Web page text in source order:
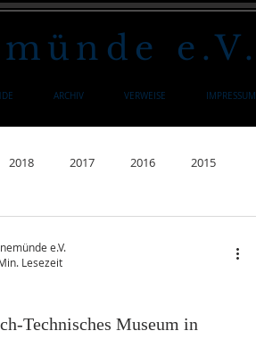
e.V.
ARCHIV VERWEISE IMPRESSUM
2018 2017 2016 2015
Technisches Museum in
e.V.
Lesezeit